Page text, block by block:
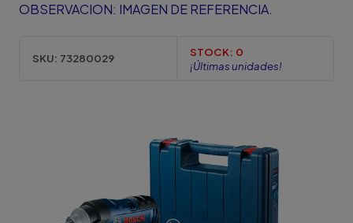
OBSERVACION: IMAGEN DE REFERENCIA.
SKU: 73280029 STOCK: 0
¡Últimas unidades!